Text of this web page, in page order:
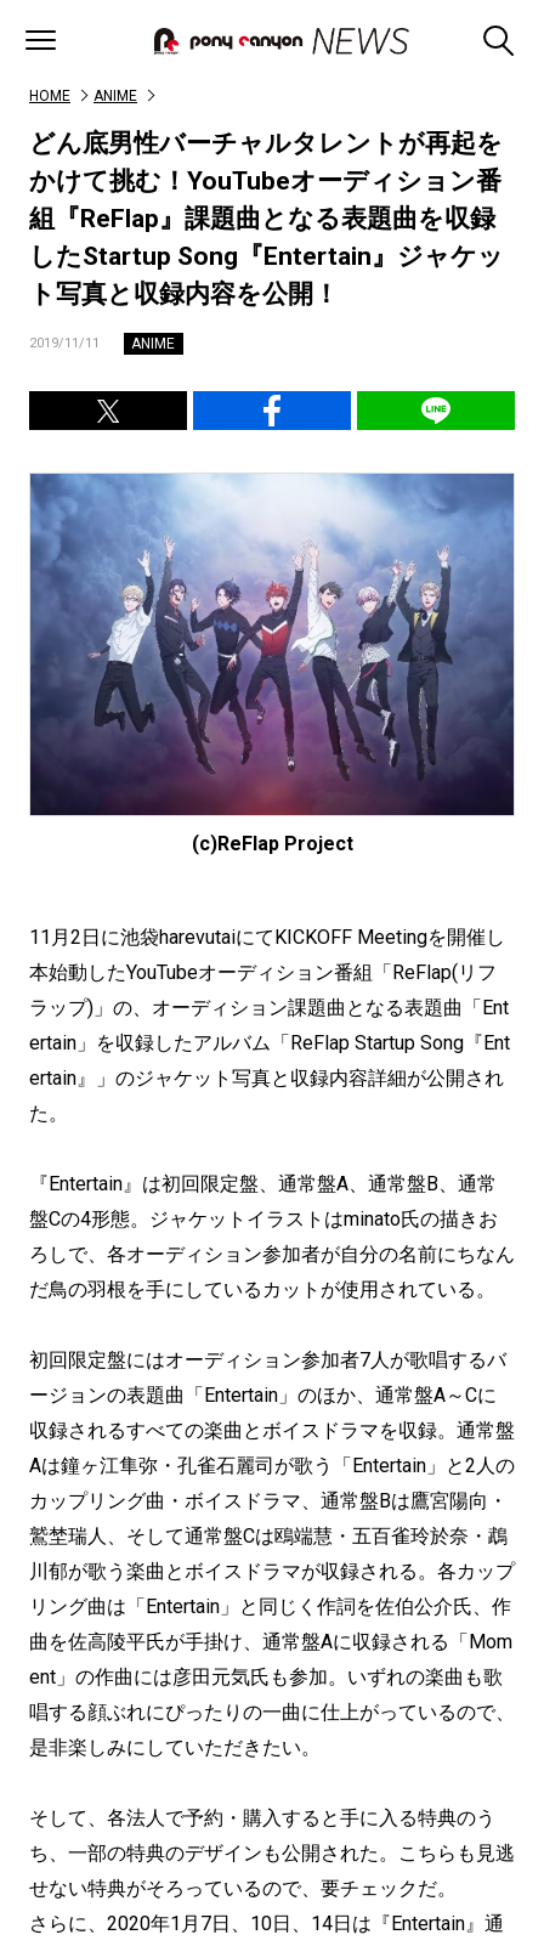
HOME ANIME
どん底男性バーチャルタレントが再起を
かけて挑む！YouTubeオーディション番
組『ReFlap』課題曲となる表題曲を収録
したStartup Song『Entertain』ジャケッ
ト写真と収録内容を公開！
2019/11/11 ANIME
(c)ReFlap Project
11月2日に池袋harevutaiにてKICKOFF Meetingを開催し
本始動したYouTubeオーディション番組「ReFlap(リフ
ラップ)」の、オーディション課題曲となる表題曲「Ent
ertain」を収録したアルバム「ReFlap Startup Song『Ent
ertain』」のジャケット写真と収録内容詳細が公開され
た。
『Entertain』は初回限定盤、通常盤A、通常盤B、通常
盤Cの4形態。ジャケットイラストはminato氏の描きお
ろしで、各オーディション参加者が自分の名前にちなん
だ鳥の羽根を手にしているカットが使用されている。
初回限定盤にはオーディション参加者7人が歌唱するバ
ージョンの表題曲「Entertain」のほか、通常盤A～Cに
収録されるすべての楽曲とボイスドラマを収録。通常盤
Aは鐘ヶ江隼弥・孔雀石麗司が歌う「Entertain」と2人の
カップリング曲・ボイスドラマ、通常盤Bは鷹宮陽向・
鷲埜瑞人、そして通常盤Cは鴎端慧・五百雀玲於奈・鵡
川郁が歌う楽曲とボイスドラマが収録される。各カップ
リング曲は「Entertain」と同じく作詞を佐伯公介氏、作
曲を佐高陵平氏が手掛け、通常盤Aに収録される「Mom
ent」の作曲には彦田元気氏も参加。いずれの楽曲も歌
唱する顔ぶれにぴったりの一曲に仕上がっているので、
是非楽しみにしていただきたい。
そして、各法人で予約・購入すると手に入る特典のう
ち、一部の特典のデザインも公開された。こちらも見逃
せない特典がそろっているので、要チェックだ。
さらに、2020年1月7日、10日、14日は『Entertain』通